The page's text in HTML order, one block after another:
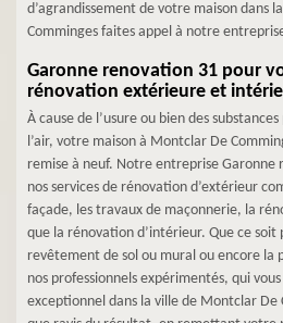
d’agrandissement de votre maison dans
Comminges faites appel à notre
Garonne renovation 31 pour
rénovation extérieure et
À cause de l’usure ou bien des
l’air, votre maison à Montclar De
remise à neuf. Notre entreprise Garonne
nos services de rénovation d’extérieur
façade, les travaux de maçonnerie, la
que la rénovation d’intérieur. Que ce soit
revêtement de sol ou mural ou encore la
nos professionnels expérimentés, qui
exceptionnel dans la ville de Montclar De